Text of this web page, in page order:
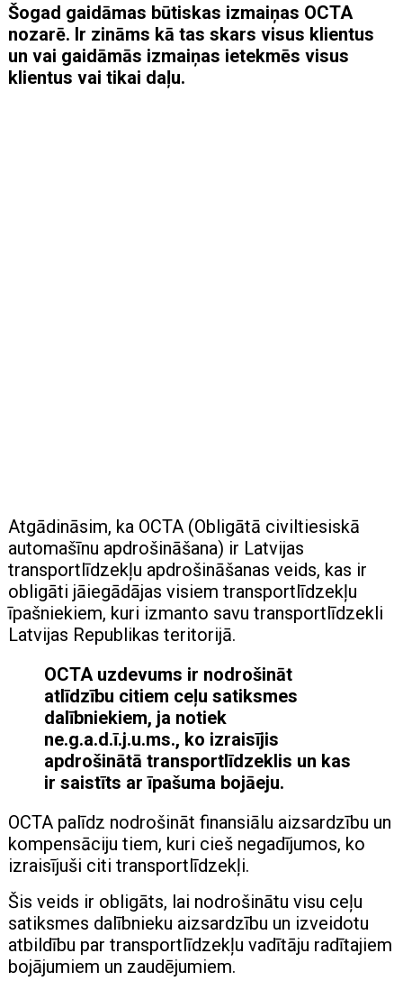
Šogad gaidāmas būtiskas izmaiņas OCTA
nozarē. Ir zināms kā tas skars visus klientus
un vai gaidāmās izmaiņas ietekmēs visus
klientus vai tikai daļu.
Atgādināsim, ka OCTA (Obligātā civiltiesiskā
automašīnu apdrošināšana) ir Latvijas
transportlīdzekļu apdrošināšanas veids, kas ir
obligāti jāiegādājas visiem transportlīdzekļu
īpašniekiem, kuri izmanto savu transportlīdzekli
Latvijas Republikas teritorijā.
OCTA uzdevums ir nodrošināt
atlīdzību citiem ceļu satiksmes
dalībniekiem, ja notiek
ne.g.a.d.ī.j.u.ms., ko izraisījis
apdrošinātā transportlīdzeklis un kas
ir saistīts ar īpašuma bojāeju.
OCTA palīdz nodrošināt finansiālu aizsardzību un
kompensāciju tiem, kuri cieš negadījumos, ko
izraisījuši citi transportlīdzekļi.
Šis veids ir obligāts, lai nodrošinātu visu ceļu
satiksmes dalībnieku aizsardzību un izveidotu
atbildību par transportlīdzekļu vadītāju radītajiem
bojājumiem un zaudējumiem.